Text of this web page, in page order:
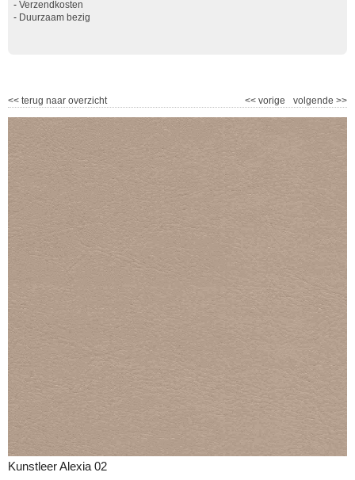
- Verzendkosten
- Duurzaam bezig
<< terug naar overzicht volgende >>
<< vorige
Kunstleer Alexia 02